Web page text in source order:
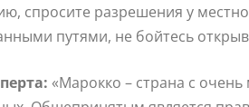
спросите разрешения у
путями, не бойтесь
«Марокко – страна с